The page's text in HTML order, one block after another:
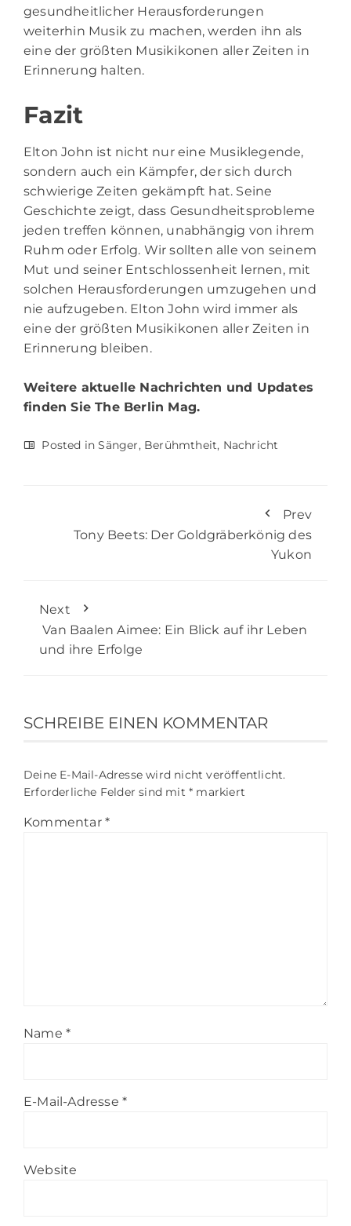
gesundheitlicher Herausforderungen
weiterhin Musik zu machen, werden ihn als
eine der größten Musikikonen aller Zeiten in
Erinnerung halten.
Fazit
Elton John ist nicht nur eine Musiklegende,
sondern auch ein Kämpfer, der sich durch
schwierige Zeiten gekämpft hat. Seine
Geschichte zeigt, dass Gesundheitsprobleme
jeden treffen können, unabhängig von ihrem
Ruhm oder Erfolg. Wir sollten alle von seinem
Mut und seiner Entschlossenheit lernen, mit
solchen Herausforderungen umzugehen und
nie aufzugeben. Elton John wird immer als
eine der größten Musikikonen aller Zeiten in
Erinnerung bleiben.
Weitere aktuelle Nachrichten und Updates
finden SieThe Berlin Mag.
Posted inSänger, Berühmtheit, Nachricht
Prev
Tony Beets: Der Goldgräberkönig des
Yukon
Next
Van Baalen Aimee: Ein Blick auf ihr Leben
und ihre Erfolge
SCHREIBE EINEN KOMMENTAR
Deine E-Mail-Adresse wird nicht veröffentlicht.
Erforderliche Felder sind mit * markiert
Kommentar *
Name *
E-Mail-Adresse *
Website